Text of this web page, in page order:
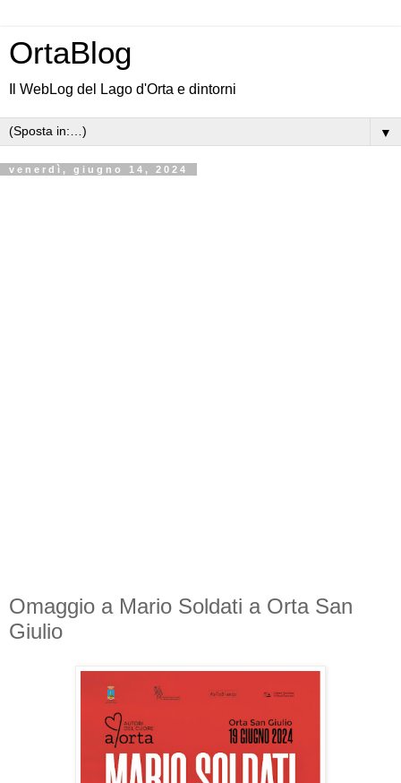
OrtaBlog
Il WebLog del Lago d'Orta e dintorni
▼
venerdì, giugno 14, 2024
Omaggio a Mario Soldati a Orta San
Giulio